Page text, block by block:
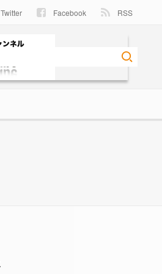
Twitter Facebook RSS